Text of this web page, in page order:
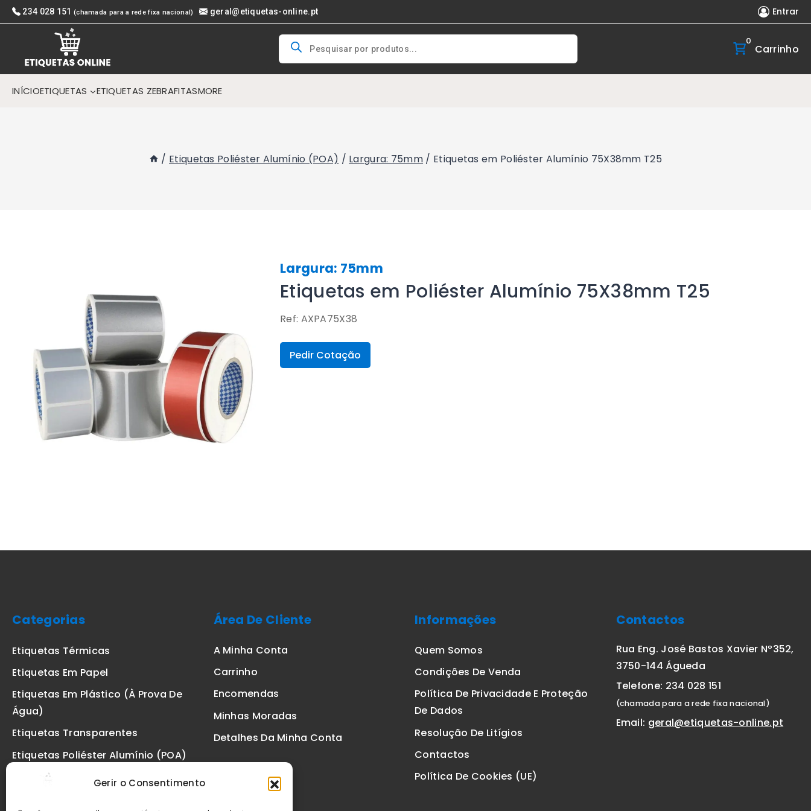
Gerir o Consentimento
Skip
to
234 028 151 (chamada para a rede fixa nacional) geral@etiquetas-online.pt Entrar
Products
search
0
Carrinho
INÍCIOETIQUETAS ETIQUETAS ZEBRAFITASMORE
/ Etiquetas Poliéster Alumínio (POA) / Largura: 75mm / Etiquetas em Poliéster Alumínio 75X38mm T25
Largura: 75mm
Etiquetas em Poliéster Alumínio 75X38mm T25
Ref: AXPA75X38
Pedir Cotação
Categorias
Etiquetas Térmicas
Etiquetas Em Papel
Etiquetas Em Plástico (à Prova De
Água)
Etiquetas Transparentes
Etiquetas Poliéster Alumínio (POA)
Etiquetas De Segurança VOID
Área De Cliente
A Minha Conta
Carrinho
Encomendas
Minhas Moradas
Detalhes Da Minha Conta
Informações
Quem Somos
Condições De Venda
Política De Privacidade E Proteção
De Dados
Resolução De Litígios
Contactos
Política De Cookies (UE)
Contactos
Rua Eng. José Bastos Xavier Nº352,
3750-144 Águeda
Telefone: 234 028 151
(chamada para a rede fixa nacional)
Email: geral@etiquetas-online.pt